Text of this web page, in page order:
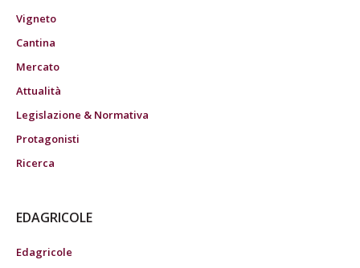
Vigneto
Cantina
Mercato
Attualità
Legislazione & Normativa
Protagonisti
Ricerca
EDAGRICOLE
Edagricole